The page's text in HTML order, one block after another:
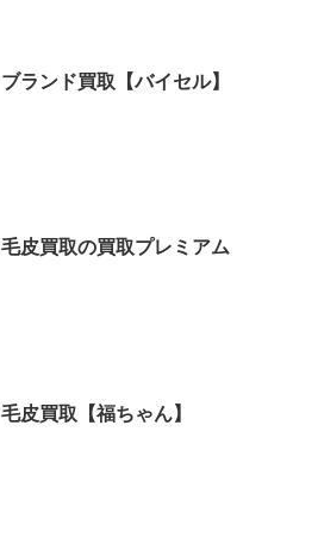
ブランド買取【バイセル】
毛皮買取の買取プレミアム
毛皮買取【福ちゃん】